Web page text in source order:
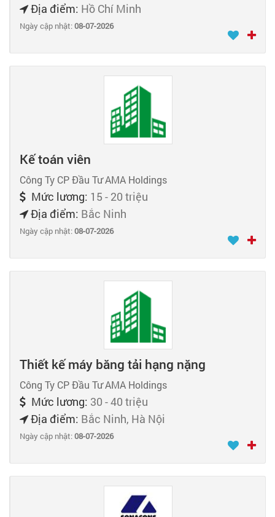
Địa điểm: Hồ Chí Minh
Ngày cập nhật:08-07-2026
Kế toán viên
Công Ty CP Đầu Tư AMA Holdings
Mức lương: 15 - 20 triệu
Địa điểm: Bắc Ninh
Ngày cập nhật:08-07-2026
Thiết kế máy băng tải hạng nặng
Công Ty CP Đầu Tư AMA Holdings
Mức lương: 30 - 40 triệu
Địa điểm: Bắc Ninh, Hà Nội
Ngày cập nhật:08-07-2026